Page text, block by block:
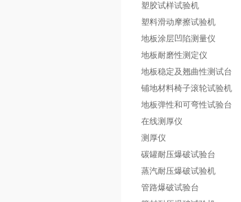
塑胶试样试验机
塑料滑动摩擦试验机
地板涂层凹陷测量仪
地板耐磨性测定仪
地板稳定及翘曲性测试台
铺地材料椅子滚轮试验机
地板弹性和可弯性试验台
在线测厚仪
测厚仪
碳罐耐压爆破试验台
蒸汽耐压爆破试验机
管路爆破试验台